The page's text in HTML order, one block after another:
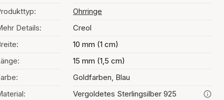
Ohrringe
Details:
Creol
10 mm (1 cm)
15 mm (1,5 cm)
Goldfarben, Blau
Vergoldetes Sterlingsilber 925